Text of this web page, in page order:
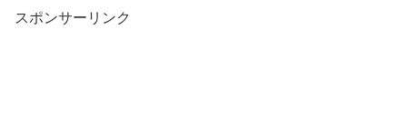
スポンサーリンク